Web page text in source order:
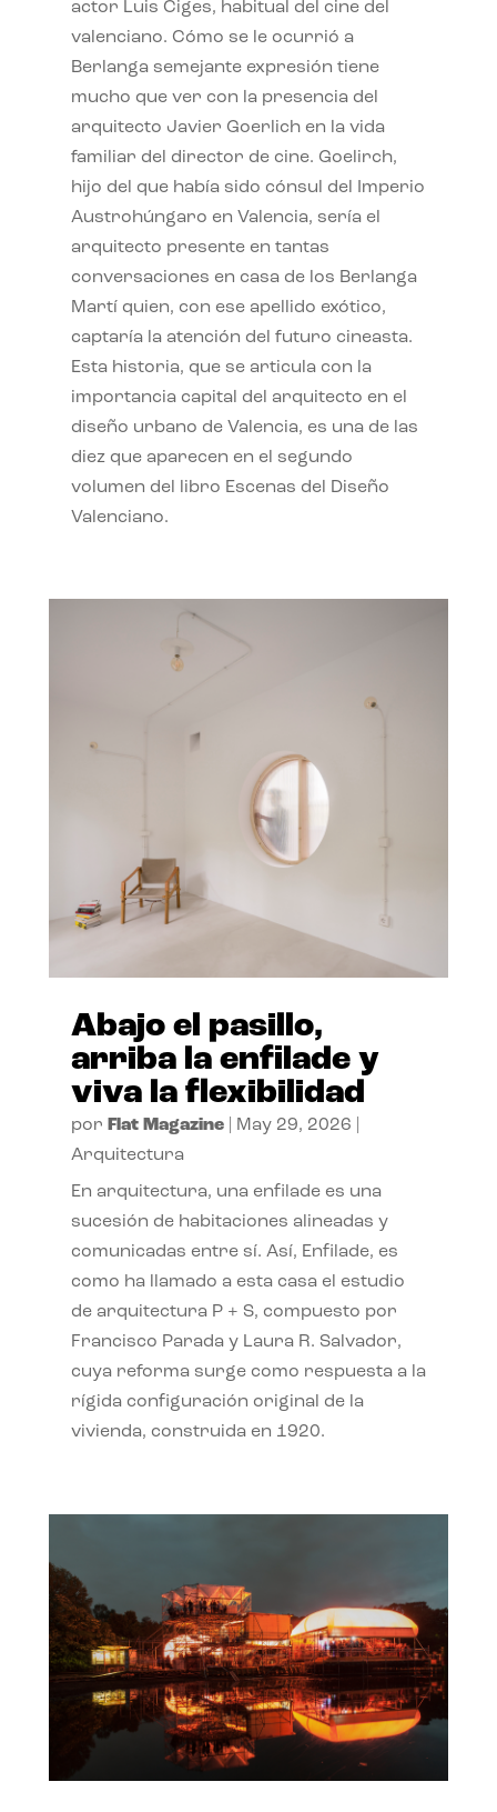
actor Luis Ciges, habitual del cine del
valenciano. Cómo se le ocurrió a
Berlanga semejante expresión tiene
mucho que ver con la presencia del
arquitecto Javier Goerlich en la vida
familiar del director de cine. Goelirch,
hijo del que había sido cónsul del Imperio
Austrohúngaro en Valencia, sería el
arquitecto presente en tantas
conversaciones en casa de los Berlanga
Martí quien, con ese apellido exótico,
captaría la atención del futuro cineasta.
Esta historia, que se articula con la
importancia capital del arquitecto en el
diseño urbano de Valencia, es una de las
diez que aparecen en el segundo
volumen del libro Escenas del Diseño
Valenciano.
Abajo el pasillo,
arriba la enfilade y
viva la flexibilidad
por Flat Magazine| May 29, 2026
Arquitectura
En arquitectura, una enfilade es una
sucesión de habitaciones alineadas y
comunicadas entre sí. Así, Enfilade, es
como ha llamado a esta casa el estudio
de arquitectura P + S, compuesto por
Francisco Parada y Laura R. Salvador,
cuya reforma surge como respuesta a la
rígida configuración original de la
vivienda, construida en 1920.